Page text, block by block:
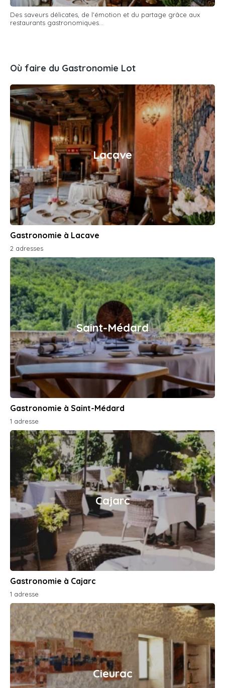
Des saveurs délicates, de l'émotion et du partage grâce aux
restaurants gastronomiques...
Où faire du Gastronomie Lot
Lacave
Gastronomie à Lacave
2 adresses
Saint-Médard
Gastronomie à Saint-Médard
1 adresse
Cajarc
Gastronomie à Cajarc
1 adresse
Cieurac